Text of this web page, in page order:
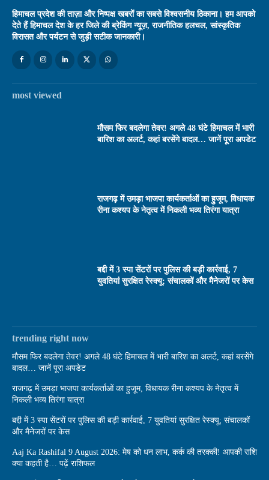
हिमाचल प्रदेश की ताज़ा और निष्पक्ष खबरों का सबसे विश्वसनीय ठिकाना। हम आपको
देते हैं हिमाचल देश के हर जिले की ब्रेकिंग न्यूज़, राजनीतिक हलचल, सांस्कृतिक
विरासत और पर्यटन से जुड़ी सटीक जानकारी।
most viewed
मौसम फिर बदलेगा तेवर! अगले 48 घंटे हिमाचल में भारी
बारिश का अलर्ट, कहां बरसेंगे बादल… जानें पूरा अपडेट
राजगढ़ में उमड़ा भाजपा कार्यकर्ताओं का हुजूम, विधायक
रीना कश्यप के नेतृत्व में निकली भव्य तिरंगा यात्रा
बद्दी में 3 स्पा सेंटरों पर पुलिस की बड़ी कार्रवाई, 7
युवतियां सुरक्षित रेस्क्यू; संचालकों और मैनेजरों पर केस
trending right now
मौसम फिर बदलेगा तेवर! अगले 48 घंटे हिमाचल में भारी बारिश का अलर्ट, कहां बरसेंगे
बादल… जानें पूरा अपडेट
राजगढ़ में उमड़ा भाजपा कार्यकर्ताओं का हुजूम, विधायक रीना कश्यप के नेतृत्व में
निकली भव्य तिरंगा यात्रा
बद्दी में 3 स्पा सेंटरों पर पुलिस की बड़ी कार्रवाई, 7 युवतियां सुरक्षित रेस्क्यू; संचालकों
और मैनेजरों पर केस
Aaj Ka Rashifal 9 August 2026: मेष को धन लाभ, कर्क की तरक्की! आपकी राशि
क्या कहती है… पढ़ें राशिफल